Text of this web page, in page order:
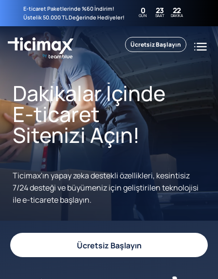
E-ticaret Paketlerinde %60 İndirim!
Üstelik 50.000 TL Değerinde Hediyeler!
0
GÜN 23
SAAT 22
DAKIKA
Ücretsiz Başlayın
Dakikalar İçinde
E-ticaret
Sitenizi Açın!
Ticimax'ın yapay zeka destekli özellikleri, kesintisiz
7/24 desteği ve büyümeniz için geliştirilen teknolojisi
ile e-ticarete başlayın.
Ücretsiz Başlayın